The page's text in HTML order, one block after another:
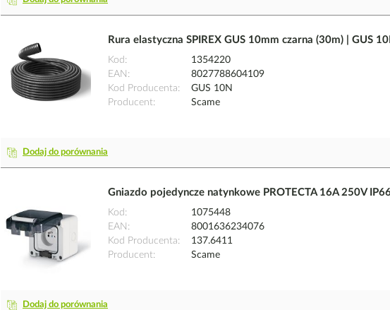
Rura elastyczna SPIREX GUS 10mm czarna (30m) | GUS
Kod
1354220
EAN
8027788604109
Kod Producenta
GUS 10N
Producent
Scame
Dodaj do porównania
Gniazdo pojedyncze natynkowe PROTECTA 16A 250V
Kod
1075448
EAN
8001636234076
Kod Producenta
137.6411
Producent
Scame
Dodaj do porównania